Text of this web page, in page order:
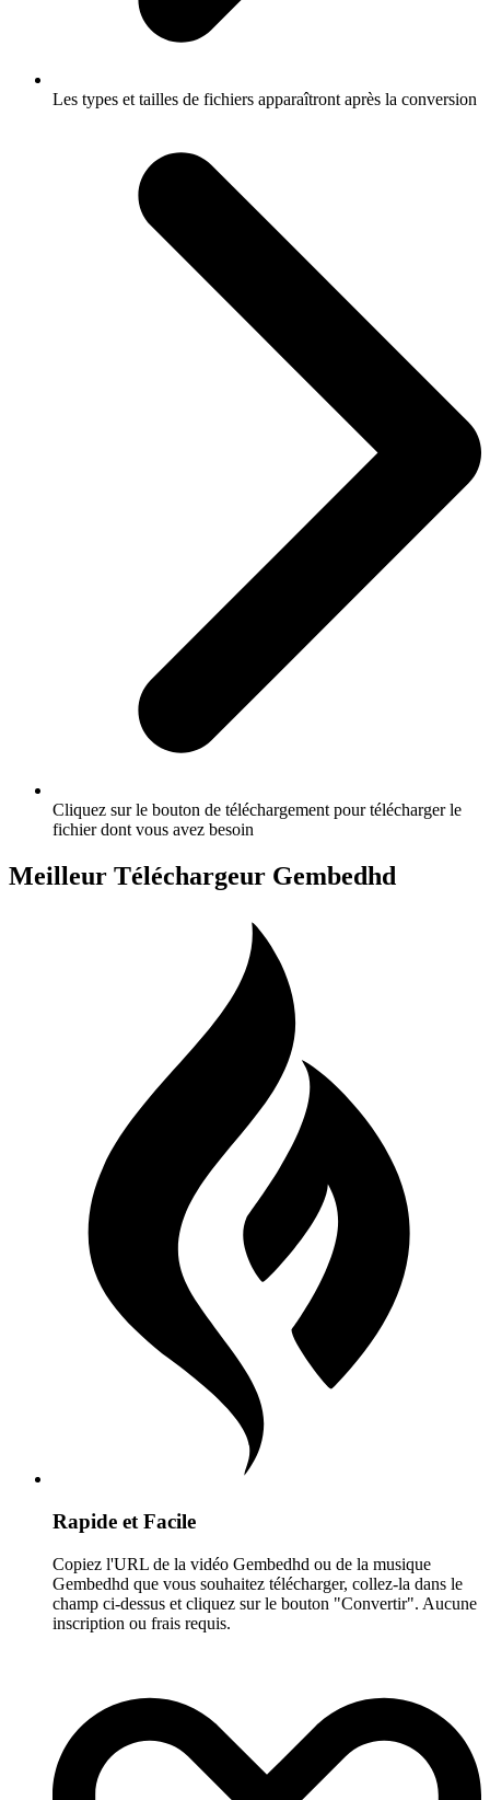
Les types et tailles de fichiers apparaîtront après la conversion
Cliquez sur le bouton de téléchargement pour télécharger le
fichier dont vous avez besoin
Meilleur Téléchargeur Gembedhd
Rapide et Facile
Copiez l'URL de la vidéo Gembedhd ou de la musique
Gembedhd que vous souhaitez télécharger, collez-la dans le
champ ci-dessus et cliquez sur le bouton "Convertir". Aucune
inscription ou frais requis.